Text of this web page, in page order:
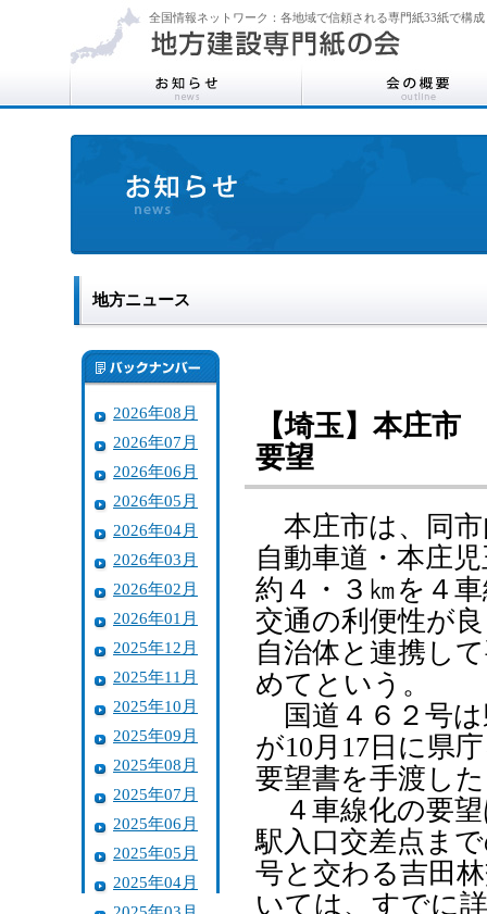
全国情報ネットワーク：各地域で信頼される専門紙33紙で構成
地方ニュース
2026年08月
2026年07月
2026年06月
2026年05月
2026年04月
2026年03月
2026年02月
2026年01月
2025年12月
2025年11月
2025年10月
2025年09月
2025年08月
2025年07月
2025年06月
2025年05月
2025年04月
【埼玉】本庄
要望
本庄市は、同市
自動車道・本庄
約４・３㎞を４
交通の利便性が
自治体と連携し
めてという。
国道４６２号は
が10月17日に県
要望書を手渡し
４車線化の要望
駅入口交差点ま
号と交わる吉田
いては、すでに